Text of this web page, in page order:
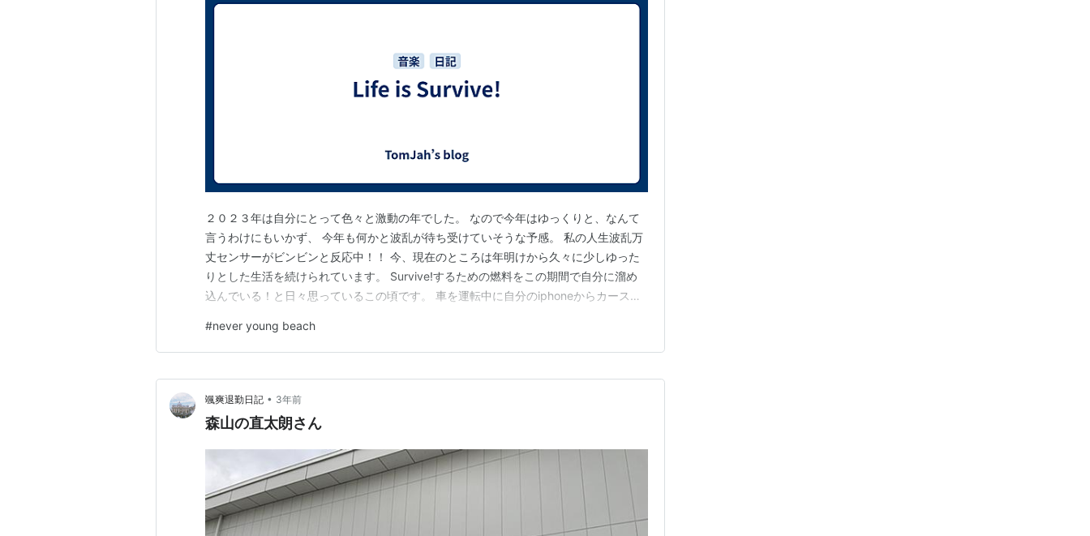
２０２３年は自分にとって色々と激動の年でした。 なので今年はゆっくりと、なんて
言うわけにもいかず、 今年も何かと波乱が待ち受けていそうな予感。 私の人生波乱万
丈センサーがビンビンと反応中！！ 今、現在のところは年明けから久々に少しゆった
りとした生活を続けられています。 Survive!するための燃料をこの期間で自分に溜め
込んでいる！と日々思っているこの頃です。 車を運転中に自分のiphoneからカーステ
www.youtube.com この曲の中に今の自分に響く言葉がいくつかあり、 パンチライン
のように「…
#never young beach
颯爽退勤日記 • 3年前
森山の直太朗さん